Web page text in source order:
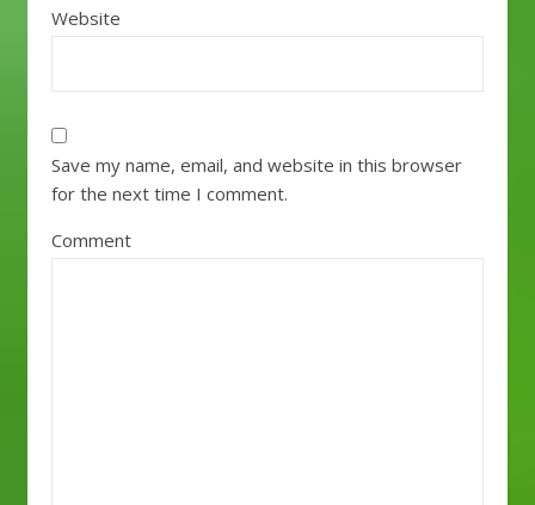
Website
Save my name, email, and website in this browser
for the next time I comment.
Comment